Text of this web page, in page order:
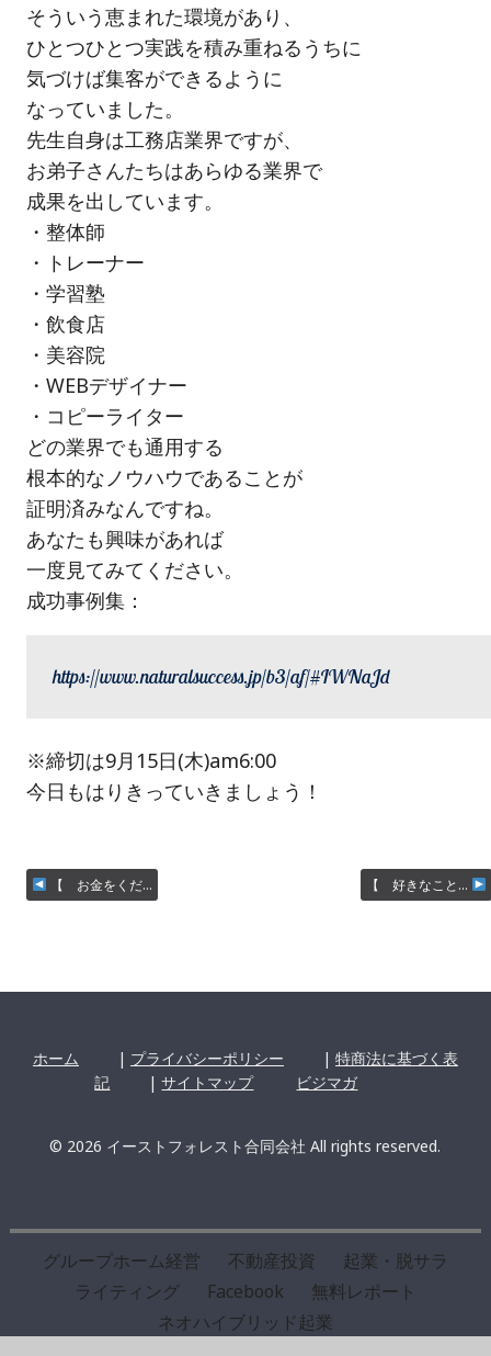
そういう恵まれた環境があり、
ひとつひとつ実践を積み重ねるうちに
気づけば集客ができるように
なっていました。
先生自身は工務店業界ですが、
お弟子さんたちはあらゆる業界で
成果を出しています。
・整体師
・トレーナー
・学習塾
・飲食店
・美容院
・WEBデザイナー
・コピーライター
どの業界でも通用する
根本的なノウハウであることが
証明済みなんですね。
あなたも興味があれば
一度見てみてください。
成功事例集：
https://www.naturalsuccess.jp/b3/af/#IWNaJd
※締切は9月15日(木)am6:00
今日もはりきっていきましょう！
【 お金をくだ… 【 好きなこと…
ホーム | プライバシーポリシー | 特商法に基づく表
記
|サイトマップ ビジマガ
© 2026 イーストフォレスト合同会社 All rights reserved.
グループホーム経営 不動産投資
起業・脱サラ
ライティング
Facebook
無料レポート
ネオハイブリッド起業